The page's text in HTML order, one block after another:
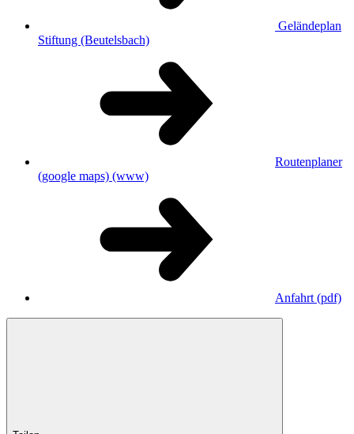
Geländeplan
Stiftung (Beutelsbach)
Routenplaner
(google maps) (www)
Anfahrt (pdf)